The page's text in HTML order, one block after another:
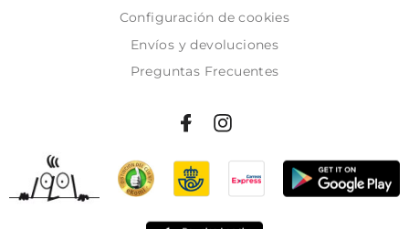
Configuración de cookies
Envíos y devoluciones
Preguntas Frecuentes